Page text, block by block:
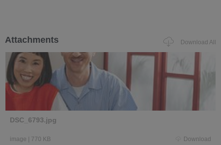
Attachments Download All
DSC_6793.jpg
image 770 KB Download